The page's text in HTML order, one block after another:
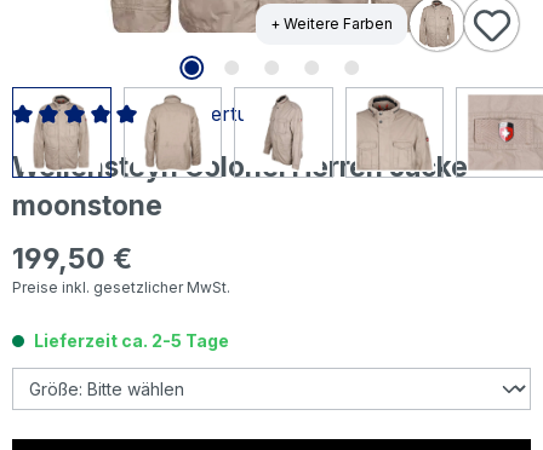
+ Weitere Farben
Wellensteyn Colonel Herren Jacke
moonstone
Regulärer Preis:
199,50 €
Preise inkl. gesetzlicher MwSt.
Durchschnittliche Bewertung von 5 von 5 Sternen
1 Bewertung
Lieferzeit ca. 2-5 Tage